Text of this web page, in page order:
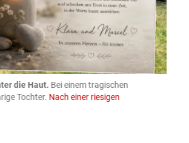
die Haut. Bei einem tragischen
Tochter. Nach einer riesigen